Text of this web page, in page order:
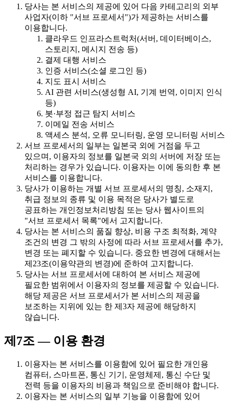
당사는 본 서비스의 제공에 있어 다음 카테고리의 외부
사업자(이하 "서브 프로세서")가 제공하는 서비스를
이용합니다.
클라우드 인프라스트럭처(서버, 데이터베이스,
스토리지, 메시지 전송 등)
결제 대행 서비스
인증 서비스(소셜 로그인 등)
지도 표시 서비스
AI 관련 서비스(생성형 AI, 기계 번역, 이미지 인식
등)
봇·부정 접근 탐지 서비스
이메일 전송 서비스
액세스 분석, 오류 모니터링, 운영 모니터링 서비스
서브 프로세서의 일부는 일본국 외에 거점을 두고
있으며, 이용자의 정보를 일본국 외의 서버에 저장 또는
처리하는 경우가 있습니다. 이용자는 이에 동의한 후 본
서비스를 이용합니다.
당사가 이용하는 개별 서브 프로세서의 명칭, 소재지,
취급 정보의 종류 및 이용 목적은 당사가 별도로
공표하는 개인정보처리방침 또는 당사 웹사이트의
"서브 프로세서 목록"에서 고지합니다.
당사는 본 서비스의 품질 향상, 비용 구조 최적화, 계약
조건의 변경 그 밖의 사정에 따라 서브 프로세서를 추가,
변경 또는 폐지할 수 있습니다. 중요한 변경에 대해서는
제23조(이용약관의 변경)에 준하여 고지합니다.
당사는 서브 프로세서에 대하여 본 서비스 제공에
필요한 범위에서 이용자의 정보를 제공할 수 있습니다.
해당 제공은 서브 프로세서가 본 서비스의 제공을
보조하는 지위에 있는 한 제3자 제공에 해당하지
않습니다.
제7조 — 이용 환경
이용자는 본 서비스를 이용함에 있어 필요한 개인용
컴퓨터, 스마트폰, 통신 기기, 운영체제, 통신 수단 및
전력 등을 이용자의 비용과 책임으로 준비해야 합니다.
이용자는 본 서비스의 일부 기능을 이용함에 있어